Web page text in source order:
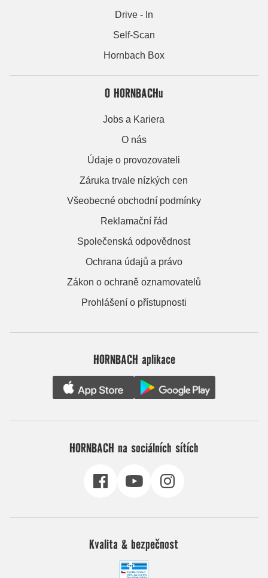
Drive - In
Self-Scan
Hornbach Box
O HORNBACHu
Jobs a Kariera
O nás
Údaje o provozovateli
Záruka trvale nízkých cen
Všeobecné obchodní podmínky
Reklamační řád
Společenská odpovědnost
Ochrana údajů a právo
Zákon o ochraně oznamovatelů
Prohlášení o přístupnosti
HORNBACH aplikace
HORNBACH na sociálních sítích
Kvalita & bezpečnost